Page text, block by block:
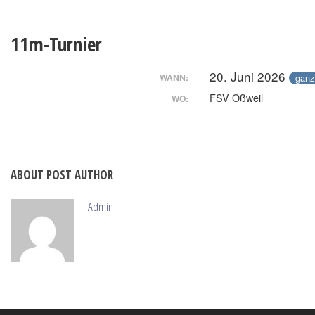
11m-Turnier
WANN: 20. Juni 2026
WO: FSV Oßweil
ABOUT POST AUTHOR
Admin